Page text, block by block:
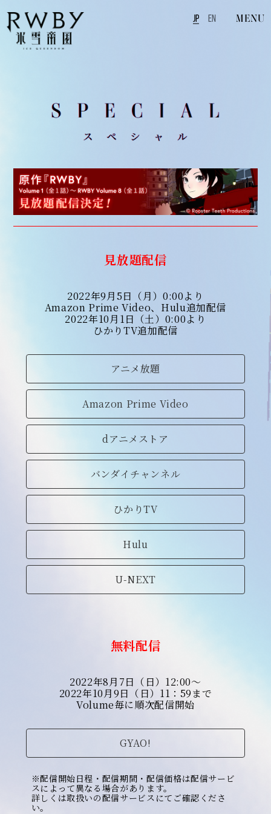
MENU
JP EN
見放題配信
2022年9月5日（月）0:00より
Amazon Prime Video、Hulu追加配信
2022年10月1日（土）0:00より
ひかりTV追加配信
アニメ放題
Amazon Prime Video
dアニメストア
バンダイチャンネル
ひかりTV
Hulu
U-NEXT
無料配信
2022年8月7日（日）12:00～
2022年10月9日（日）11：59まで
Volume毎に順次配信開始
GYAO!
※配信開始日程・配信期間・配信価格は配信サービ
スによって異なる場合があります。
詳しくは取扱いの配信サービスにてご確認くださ
い。